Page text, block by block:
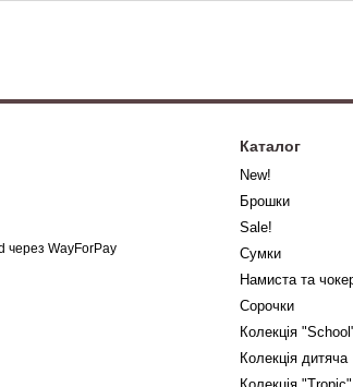
Каталог
New!
Брошки
Sale!
Сумки
Намиста та
Сорочки
Колекція
Колекція дитяча